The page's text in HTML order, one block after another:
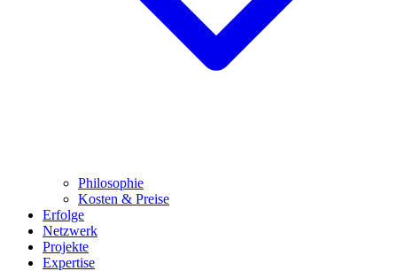
Philosophie
Kosten & Preise
Erfolge
Netzwerk
Projekte
Expertise